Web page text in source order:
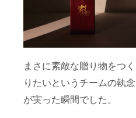
まさに素敵な贈り物をつく
りたいというチームの執念
が実った瞬間でした。